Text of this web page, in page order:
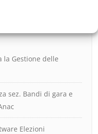
la Gestione delle
sez. Bandi di gara e
Elezioni